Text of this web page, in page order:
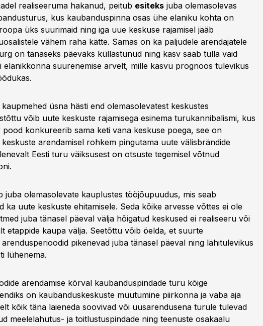
realiseeruma hakanud, peitub esiteks juba olemasolevas
kus kaubanduspinna osas ühe elaniku kohta on
üks suurimaid ning iga uue keskuse rajamisel jääb
vähem raha kätte. Samas on ka paljudele arendajatele
on tänaseks päevaks küllastunud ning kasv saab tulla vaid
elanikkonna suurenemise arvelt, mille kasvu prognoos tulevikus
üsna hästi end olemasolevatest keskustes
võib uute keskuste rajamisega esinema turukannibalismi, kus
pood konkureerib sama keti vana keskuse poega, see on
arendamisel rohkem pingutama uute välisbrändide
Eesti turu väiksusest on otsuste tegemisel võtnud
juba olemasolevate kauplustes tööjõupuudus, mis seab
ka uute keskuste ehitamisele. Seda kõike arvesse võttes ei ole
juba tänasel päeval välja hõigatud keskused ei realiseeru või
etappide kaupa välja. Seetõttu võib öelda, et suurte
pikenevad juba tänasel päeval ning lähitulevikus
lühenema.
arendamise kõrval kaubanduspindade turu kõige
on kaubanduskeskuste muutumine piirkonna ja vaba aja
kõik täna laieneda soovivad või uusarendusena turule tulevad
meelelahutus- ja toitlustuspindade ning teenuste osakaalu